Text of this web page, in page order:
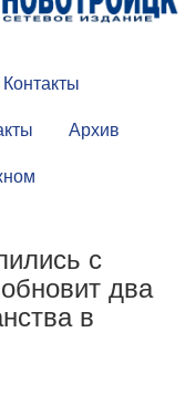
Контакты
Архив
с
два
в